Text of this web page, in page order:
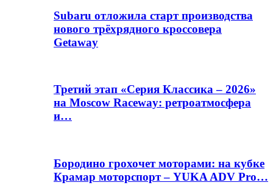
Subaru отложила старт производства
нового трёхрядного кроссовера
Getaway
Третий этап «Серия Классика – 2026»
на Moscow Raceway: ретроатмосфера
и…
Бородино грохочет моторами: на кубке
Крамар моторспорт – YUKA ADV Pro…